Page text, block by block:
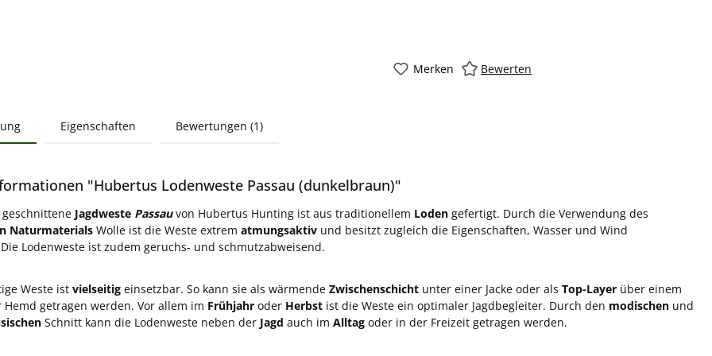
Merken Bewerten
Eigenschaften Bewertungen (1)
"Hubertus Lodenweste Passau (dunkelbraun)"
Jagdweste Passauvon Hubertus Hunting ist aus traditionellem Loden gefertigt. Durch die Verwendung des
Naturmaterials Wolle ist die Weste extrem atmungsaktiv und besitzt zugleich die Eigenschaften, Wasser und Wind
Lodenweste ist zudem geruchs- und schmutzabweisend.
Weste ist vielseitig einsetzbar. So kann sie als wärmende Zwischenschicht unter einer Jacke oder als Top-Layer über einem
Hemd getragen werden. Vor allem im Frühjahr oder Herbst ist die Weste ein optimaler Jagdbegleiter. Durch den modischen und
Schnitt kann die Lodenweste neben der Jagd auch im Alltag oder in der Freizeit getragen werden.